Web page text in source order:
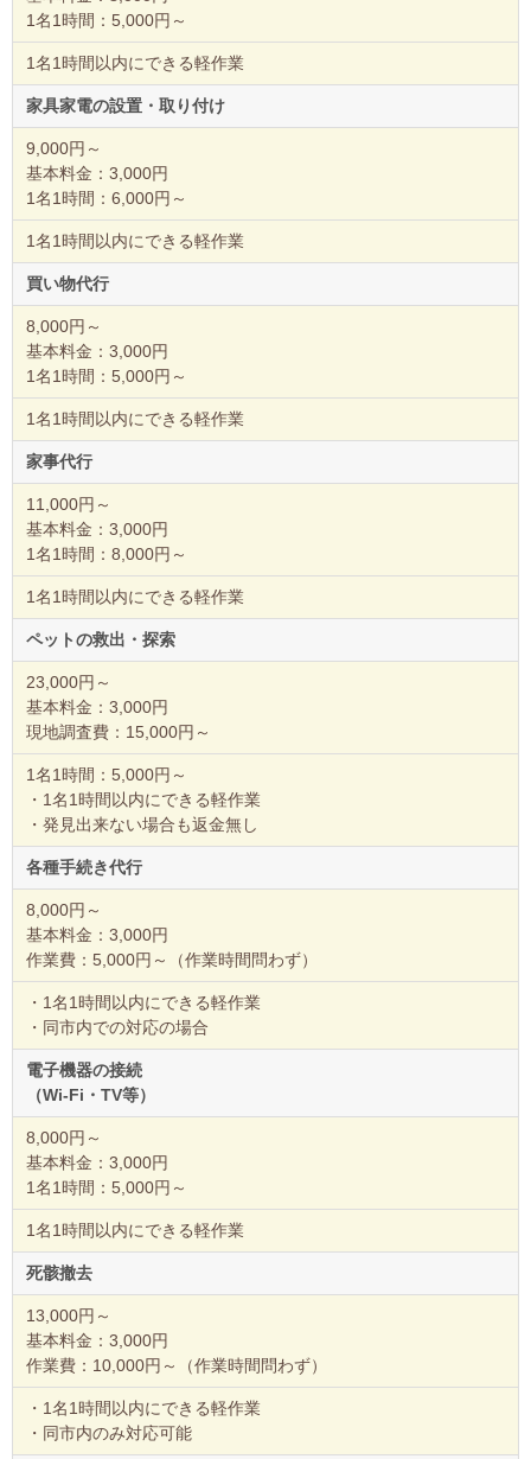
1名1時間：5,000円～
1名1時間以内にできる軽作業
家具家電の設置・取り付け
9,000円～
基本料金：3,000円
1名1時間：6,000円～
1名1時間以内にできる軽作業
買い物代行
8,000円～
基本料金：3,000円
1名1時間：5,000円～
1名1時間以内にできる軽作業
家事代行
11,000円～
基本料金：3,000円
1名1時間：8,000円～
1名1時間以内にできる軽作業
ペットの救出・探索
23,000円～
基本料金：3,000円
現地調査費：15,000円～
1名1時間：5,000円～
・1名1時間以内にできる軽作業
・発見出来ない場合も返金無し
各種手続き代行
8,000円～
基本料金：3,000円
作業費：5,000円～（作業時間問わず）
・1名1時間以内にできる軽作業
・同市内での対応の場合
電子機器の接続
（Wi-Fi・TV等）
8,000円～
基本料金：3,000円
1名1時間：5,000円～
1名1時間以内にできる軽作業
死骸撤去
13,000円～
基本料金：3,000円
作業費：10,000円～（作業時間問わず）
・1名1時間以内にできる軽作業
・同市内のみ対応可能